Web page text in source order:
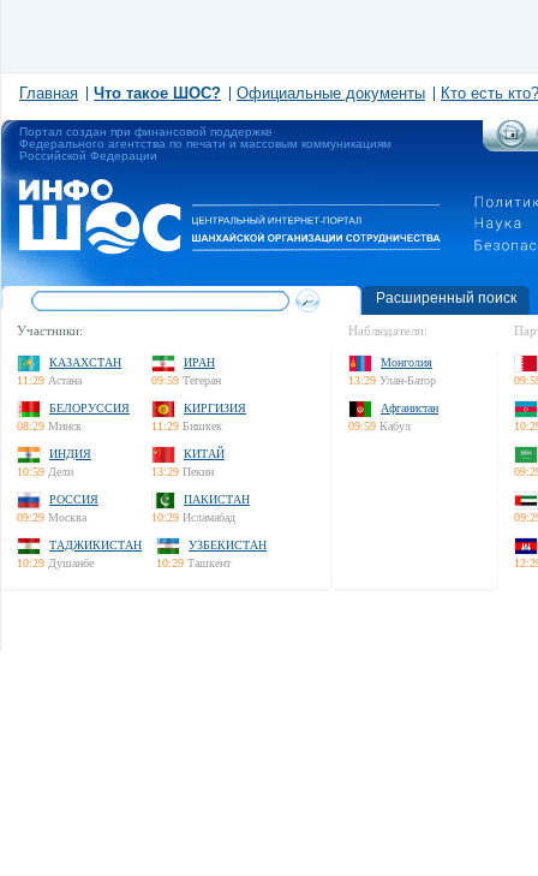
Главная Что такое ШОС? Официальные документы Кто есть кто?
Портал создан при финансовой поддержке
Федерального агентства по печати и массовым коммуникациям
Российской Федерации
Расширенный поиск
Участники:
КАЗАХСТАН
11:29 Астана
ИРАН
09:59 Тегеран
БЕЛОРУССИЯ
08:29 Минск
КИРГИЗИЯ
11:29 Бишкек
ИНДИЯ
10:59 Дели
КИТАЙ
13:29 Пекин
РОССИЯ
09:29 Москва
ПАКИСТАН
10:29 Исламабад
ТАДЖИКИСТАН
10:29 Душанбе
УЗБЕКИСТАН
10:29 Ташкент
Наблюдатели:
Монголия
13:29 Улан-Батор
Афганистан
09:59 Кабул